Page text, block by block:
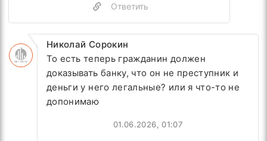
Ответить
Николай Сорокин
То есть теперь гражданин должен
доказывать банку, что он не преступник и
деньги у него легальные? или я что-то не
допонимаю
01.06.2026, 01:07